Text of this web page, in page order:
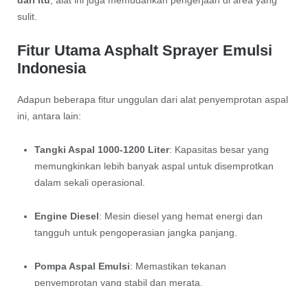
sulit.
Fitur Utama Asphalt Sprayer Emulsi
Indonesia
Adapun beberapa fitur unggulan dari alat penyemprotan aspal
ini, antara lain:
Tangki Aspal 1000-1200 Liter: Kapasitas besar yang
memungkinkan lebih banyak aspal untuk disemprotkan
dalam sekali operasional.
Engine Diesel: Mesin diesel yang hemat energi dan
tangguh untuk pengoperasian jangka panjang.
Pompa Aspal Emulsi: Memastikan tekanan
penyemprotan yang stabil dan merata.